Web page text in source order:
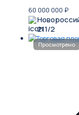
60 000 000 ₽
211/2